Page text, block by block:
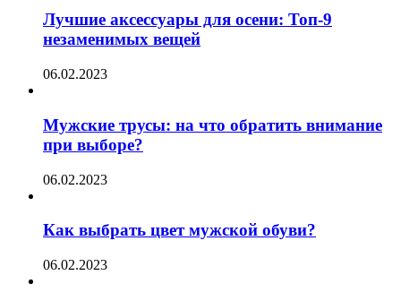
Лучшие аксессуары для осени: Топ-9
незаменимых вещей
06.02.2023
Мужские трусы: на что обратить внимание
при выборе?
06.02.2023
Как выбрать цвет мужской обуви?
06.02.2023